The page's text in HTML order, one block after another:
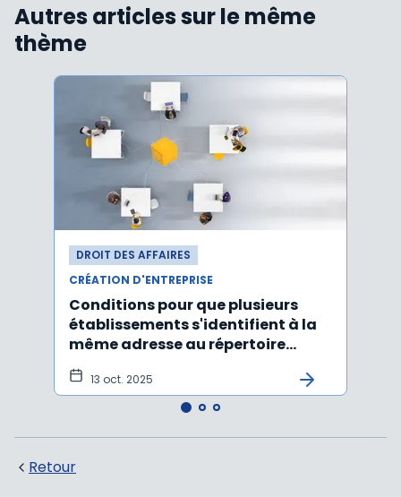
Autres articles sur le même
thème
DROIT DES AFFAIRES
CRÉATION D'ENTREPRISE
Conditions pour que plusieurs
établissements s'identifient à la
même adresse au répertoire
Sirene
13 oct. 2025
Retour